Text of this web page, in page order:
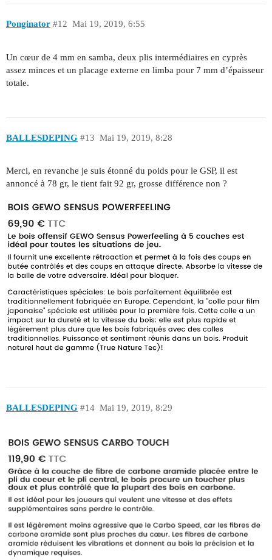
Ponginator Mai 19, 2019, 6:55
#12
Un cœur de 4 mm en samba, deux plis intermédiaires en cyprès
assez minces et un placage externe en limba pour 7 mm d’épaisseur
totale.
BALLESDEPING Mai 19, 2019, 8:28
#13
Merci, en revanche je suis étonné du poids pour le GSP, il est
annoncé à 78 gr, le tient fait 92 gr, grosse différence non ?
BALLESDEPING Mai 19, 2019, 8:29
#14